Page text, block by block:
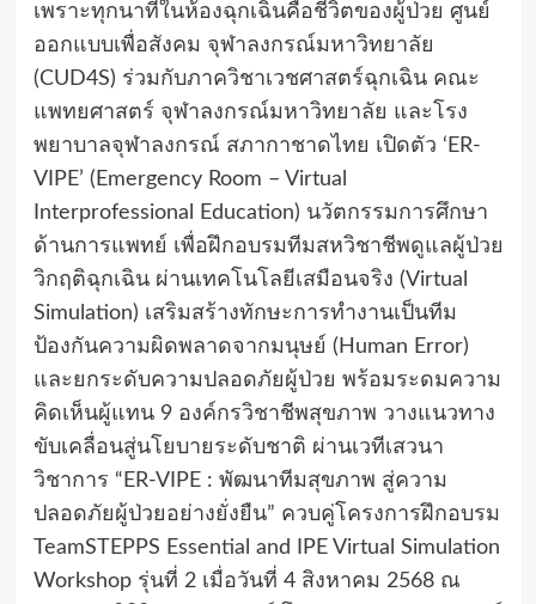
เพราะทุกนาทีในห้องฉุกเฉินคือชีวิตของผู้ป่วย ศูนย์
ออกแบบเพื่อสังคม จุฬาลงกรณ์มหาวิทยาลัย
(CUD4S) ร่วมกับภาควิชาเวชศาสตร์ฉุกเฉิน คณะ
แพทยศาสตร์ จุฬาลงกรณ์มหาวิทยาลัย และโรง
พยาบาลจุฬาลงกรณ์ สภากาชาดไทย เปิดตัว ‘ER-
VIPE’ (Emergency Room – Virtual
Interprofessional Education) นวัตกรรมการศึกษา
ด้านการแพทย์ เพื่อฝึกอบรมทีมสหวิชาชีพดูแลผู้ป่วย
วิกฤติฉุกเฉิน ผ่านเทคโนโลยีเสมือนจริง (Virtual
Simulation) เสริมสร้างทักษะการทำงานเป็นทีม
ป้องกันความผิดพลาดจากมนุษย์ (Human Error)
และยกระดับความปลอดภัยผู้ป่วย พร้อมระดมความ
คิดเห็นผู้แทน 9 องค์กรวิชาชีพสุขภาพ วางแนวทาง
ขับเคลื่อนสู่นโยบายระดับชาติ ผ่านเวทีเสวนา
วิชาการ “ER-VIPE : พัฒนาทีมสุขภาพ สู่ความ
ปลอดภัยผู้ป่วยอย่างยั่งยืน” ควบคู่โครงการฝึกอบรม
TeamSTEPPS Essential and IPE Virtual Simulation
Workshop รุ่นที่ 2 เมื่อวันที่ 4 สิงหาคม 2568 ณ